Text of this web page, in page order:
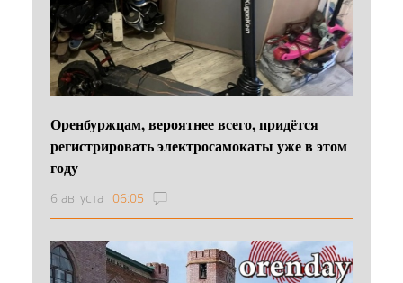
Оренбуржцам, вероятнее всего, придётся
регистрировать электросамокаты уже в этом
году
6 августа 06:05